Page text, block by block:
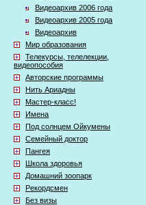
Видеоархив 2006 года
Видеоархив 2005 года
Видеоархив
Мир образования
Телекурсы, телелекции,
видеопособия
Авторские программы
Нить Ариадны
Мастер-класс!
Имена
Под солнцем Ойкумены
Семейный доктор
Пангея
Школа здоровья
Домашний зоопарк
Рекордсмен
Без визы